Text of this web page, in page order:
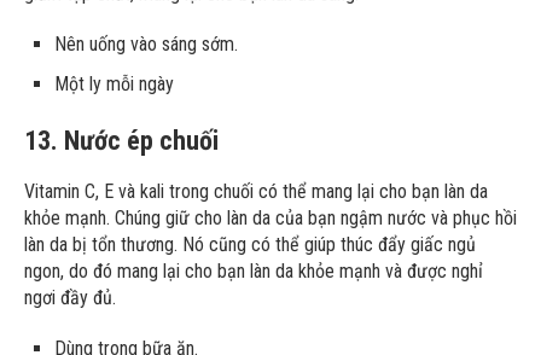
Nên uống vào sáng sớm.
Một ly mỗi ngày
13. Nước ép chuối
Vitamin C, E và kali trong chuối có thể mang lại cho bạn làn da
khỏe mạnh. Chúng giữ cho làn da của bạn ngậm nước và phục hồi
làn da bị tổn thương. Nó cũng có thể giúp thúc đẩy giấc ngủ
ngon, do đó mang lại cho bạn làn da khỏe mạnh và được nghỉ
ngơi đầy đủ.
Dùng trong bữa ăn.